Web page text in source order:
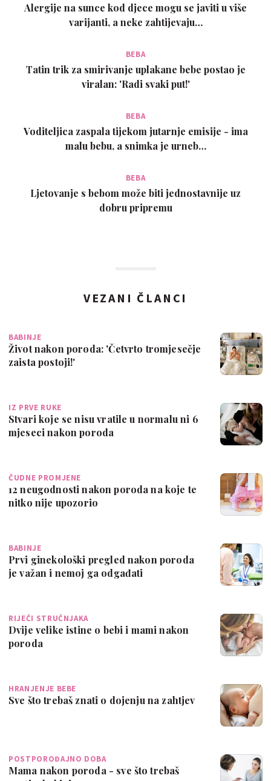
Alergije na sunce kod djece mogu se javiti u više
varijanti, a neke zahtijevaju…
BEBA
Tatin trik za smirivanje uplakane bebe postao je
viralan: 'Radi svaki put!'
BEBA
Voditeljica zaspala tijekom jutarnje emisije - ima
malu bebu, a snimka je urneb…
BEBA
Ljetovanje s bebom može biti jednostavnije uz
dobru pripremu
VEZANI ČLANCI
BABINJE
Život nakon poroda: 'Četvrto tromjesečje
zaista postoji!'
IZ PRVE RUKE
Stvari koje se nisu vratile u normalu ni 6
mjeseci nakon poroda
ČUDNE PROMJENE
12 neugodnosti nakon poroda na koje te
nitko nije upozorio
BABINJE
Prvi ginekološki pregled nakon poroda
je važan i nemoj ga odgađati
RIJEČI STRUČNJAKA
Dvije velike istine o bebi i mami nakon
poroda
HRANJENJE BEBE
Sve što trebaš znati o dojenju na zahtjev
POSTPOROĐAJNO DOBA
Mama nakon poroda - sve što trebaš